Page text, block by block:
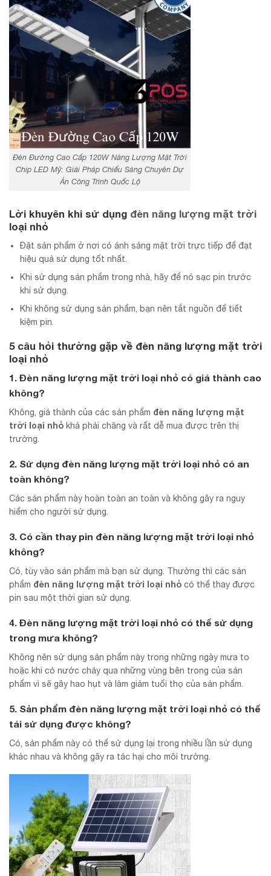
Đèn Đường Cao Cấp 120W Năng Lượng Mặt Trời
Chip LED Mỹ: Giải Pháp Chiếu Sáng Chuyên Dự
Án Công Trình Quốc Lộ
Lời khuyên khi sử dụng đèn năng lượng mặt trời
loại nhỏ
Đặt sản phẩm ở nơi có ánh sáng mặt trời trực tiếp để đạt
hiệu quả sử dụng tốt nhất.
Khi sử dụng sản phẩm trong nhà, hãy để nó sạc pin trước
khi sử dụng.
Khi không sử dụng sản phẩm, bạn nên tắt nguồn để tiết
kiệm pin.
5 câu hỏi thường gặp về đèn năng lượng mặt trời
loại nhỏ
1. Đèn năng lượng mặt trời loại nhỏ có giá thành cao
không?
Không, giá thành của các sản phẩm đèn năng lượng mặt
trời loại nhỏ khá phải chăng và rất dễ mua được trên thị
trường.
2. Sử dụng đèn năng lượng mặt trời loại nhỏ có an
toàn không?
Các sản phẩm này hoàn toàn an toàn và không gây ra nguy
hiểm cho người sử dụng.
3. Có cần thay pin đèn năng lượng mặt trời loại nhỏ
không?
Có, tùy vào sản phẩm mà bạn sử dụng. Thường thì các sản
phẩm đèn năng lượng mặt trời loại nhỏ có thể thay được
pin sau một thời gian sử dụng.
4. Đèn năng lượng mặt trời loại nhỏ có thể sử dụng
trong mưa không?
Không nên sử dụng sản phẩm này trong những ngày mưa to
hoặc khi có nước chảy qua những vùng bên trong của sản
phẩm vì sẽ gây hao hụt và làm giảm tuổi thọ của sản phẩm.
5. Sản phẩm đèn năng lượng mặt trời loại nhỏ có thể
tái sử dụng được không?
Có, sản phẩm này có thể sử dụng lại trong nhiều lần sử dụng
khác nhau và không gây ra tác hại cho môi trường.